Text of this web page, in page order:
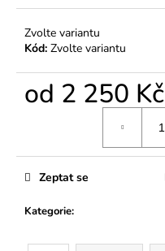
Zvolte variantu
Kód: Zvolte variantu
od 2 250 Kč
Kategorie:
Zeptat se